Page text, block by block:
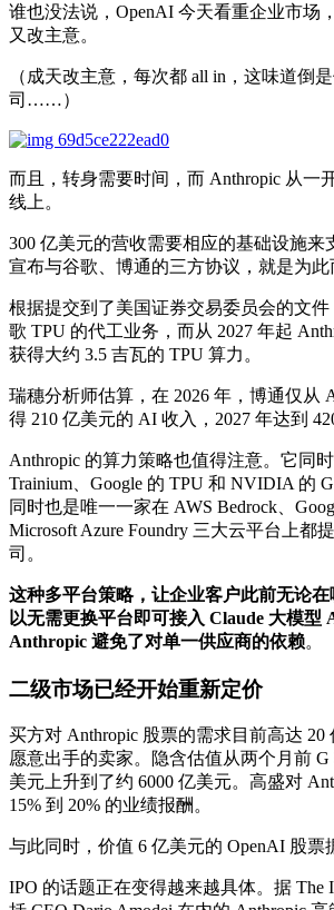
谁也没法说，OpenAI 今天看重企业市场
又改主意。
（成天改主意，每次都 all in，这味道倒
司……）
而且，转身需要时间，而 Anthropic 从一
线上。
300 亿美元的营收需要相应的基础设施来
宣布与谷歌、博通的三方协议，就是为此
根据提交到了美国证券交易委员会的文
歌 TPU 的代工业务，而从 2027 年起
获得大约 3.5 吉瓦的 TPU 算力。
瑞穗分析师估算，在 2026 年，博通仅从
得 210 亿美元的 AI 收入，2027 年达到
Anthropic 的算力策略也值得注意。它同
Trainium、Google 的 TPU 和 NVIDIA 的
同时也是唯一一家在 AWS Bedrock、
Microsoft Azure Foundry 三大云平台上都
司。
这种多平台策略，让企业客户此前无论
以无需更换平台即可接入 Claude 大模型
Anthropic 避免了对单一供应商的依赖。
二级市场已经开始重新定价
买方对 Anthropic 股票的需求目前高达 20
愿意出手的卖家。隐含估值从两个月前 G
美元上升到了约 6000 亿美元。高盛对
15% 到 20% 的业绩报酬。
与此同时，价值 6 亿美元的 OpenAI 股票
IPO 的话题正在变得越来越具体。据 The